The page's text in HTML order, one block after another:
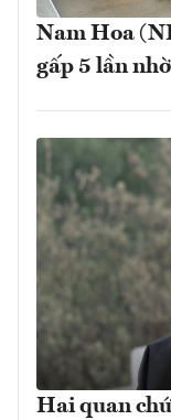
Nam Hoa
gấp 5 lần
Hai quan